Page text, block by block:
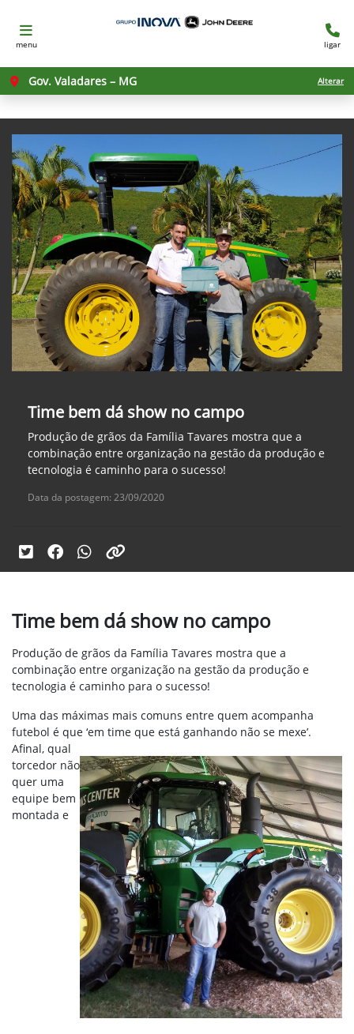
menu ligar
Gov. Valadares – MG Alterar
Time bem dá show no campo
Produção de grãos da Família Tavares mostra que a
combinação entre organização na gestão da produção e
tecnologia é caminho para o sucesso!
Data da postagem: 23/09/2020
Time bem dá show no campo
Produção de grãos da Família Tavares mostra que a
combinação entre organização na gestão da produção e
tecnologia é caminho para o sucesso!
Uma das máximas mais comuns entre quem acompanha
futebol é que ‘em time que está ganhando não se mexe’.
Afinal, qual
torcedor não
quer uma
equipe bem
montada e